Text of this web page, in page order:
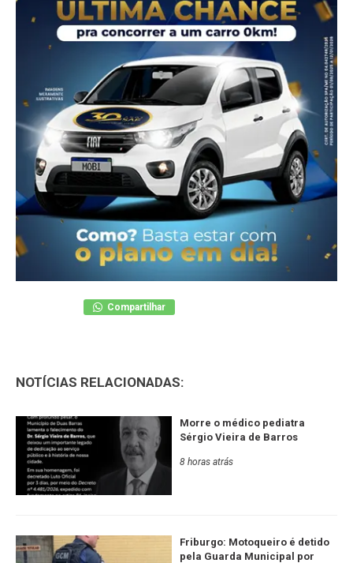
Compartilhar
NOTÍCIAS RELACIONADAS:
Morre o médico pediatra
Sérgio Vieira de Barros
8 horas atrás
Friburgo: Motoqueiro é detido
pela Guarda Municipal por